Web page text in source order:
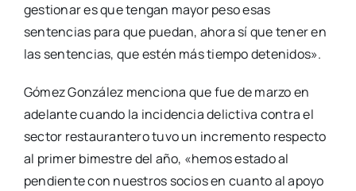
gestionar es que tengan mayor peso esas
sentencias para que puedan, ahora sí que tener en
las sentencias, que estén más tiempo detenidos».
Gómez González menciona que fue de marzo en
adelante cuando la incidencia delictiva contra el
sector restaurantero tuvo un incremento respecto
al primer bimestre del año, «hemos estado al
pendiente con nuestros socios en cuanto al apoyo